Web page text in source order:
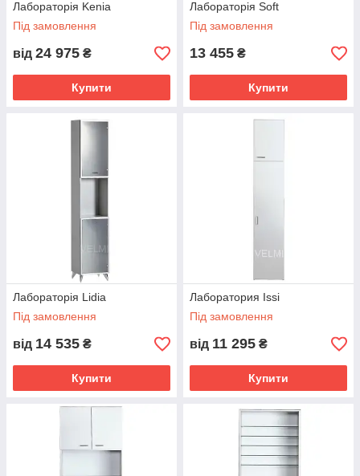
Лабораторія Kenia
Під замовлення
від 24 975 ₴
Купити
Лабораторія Soft
Під замовлення
13 455 ₴
Купити
Лабораторія Lidia
Під замовлення
від 14 535 ₴
Купити
Лаборатория Issi
Під замовлення
від 11 295 ₴
Купити